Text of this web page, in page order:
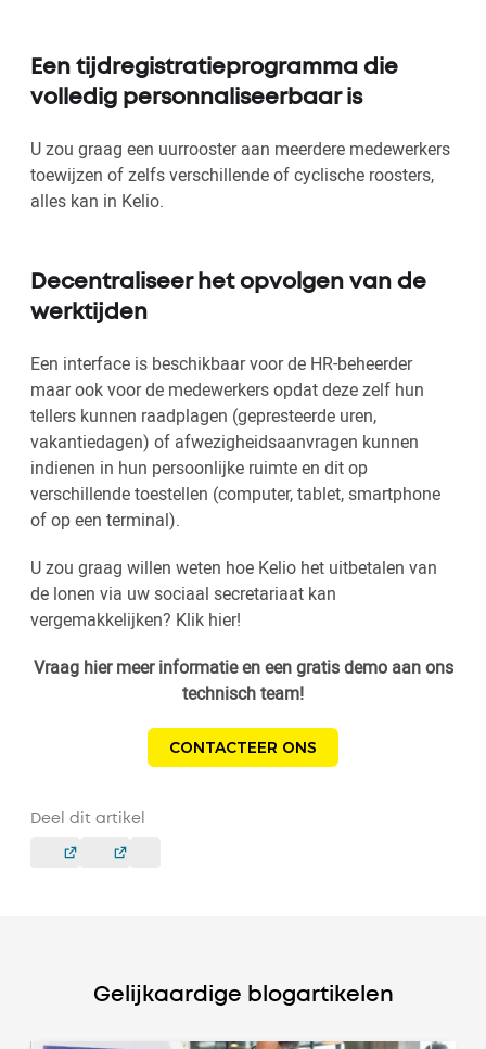
Een tijdregistratieprogramma die
volledig personnaliseerbaar is
U zou graag een uurrooster aan meerdere medewerkers
toewijzen of zelfs verschillende of cyclische roosters,
alles kan in Kelio.
Decentraliseer het opvolgen van de
werktijden
Een interface is beschikbaar voor de HR-beheerder
maar ook voor de medewerkers opdat deze zelf hun
tellers kunnen raadplagen (gepresteerde uren,
vakantiedagen) of afwezigheidsaanvragen kunnen
indienen in hun persoonlijke ruimte en dit op
verschillende toestellen (computer, tablet, smartphone
of op een terminal).
U zou graag willen weten hoe Kelio het uitbetalen van
de lonen via uw sociaal secretariaat kan
vergemakkelijken? Klik hier!
Vraag hier meer informatie en een gratis demo aan ons
technisch team!
CONTACTEER ONS
Deel dit artikel
Gelijkaardige blogartikelen